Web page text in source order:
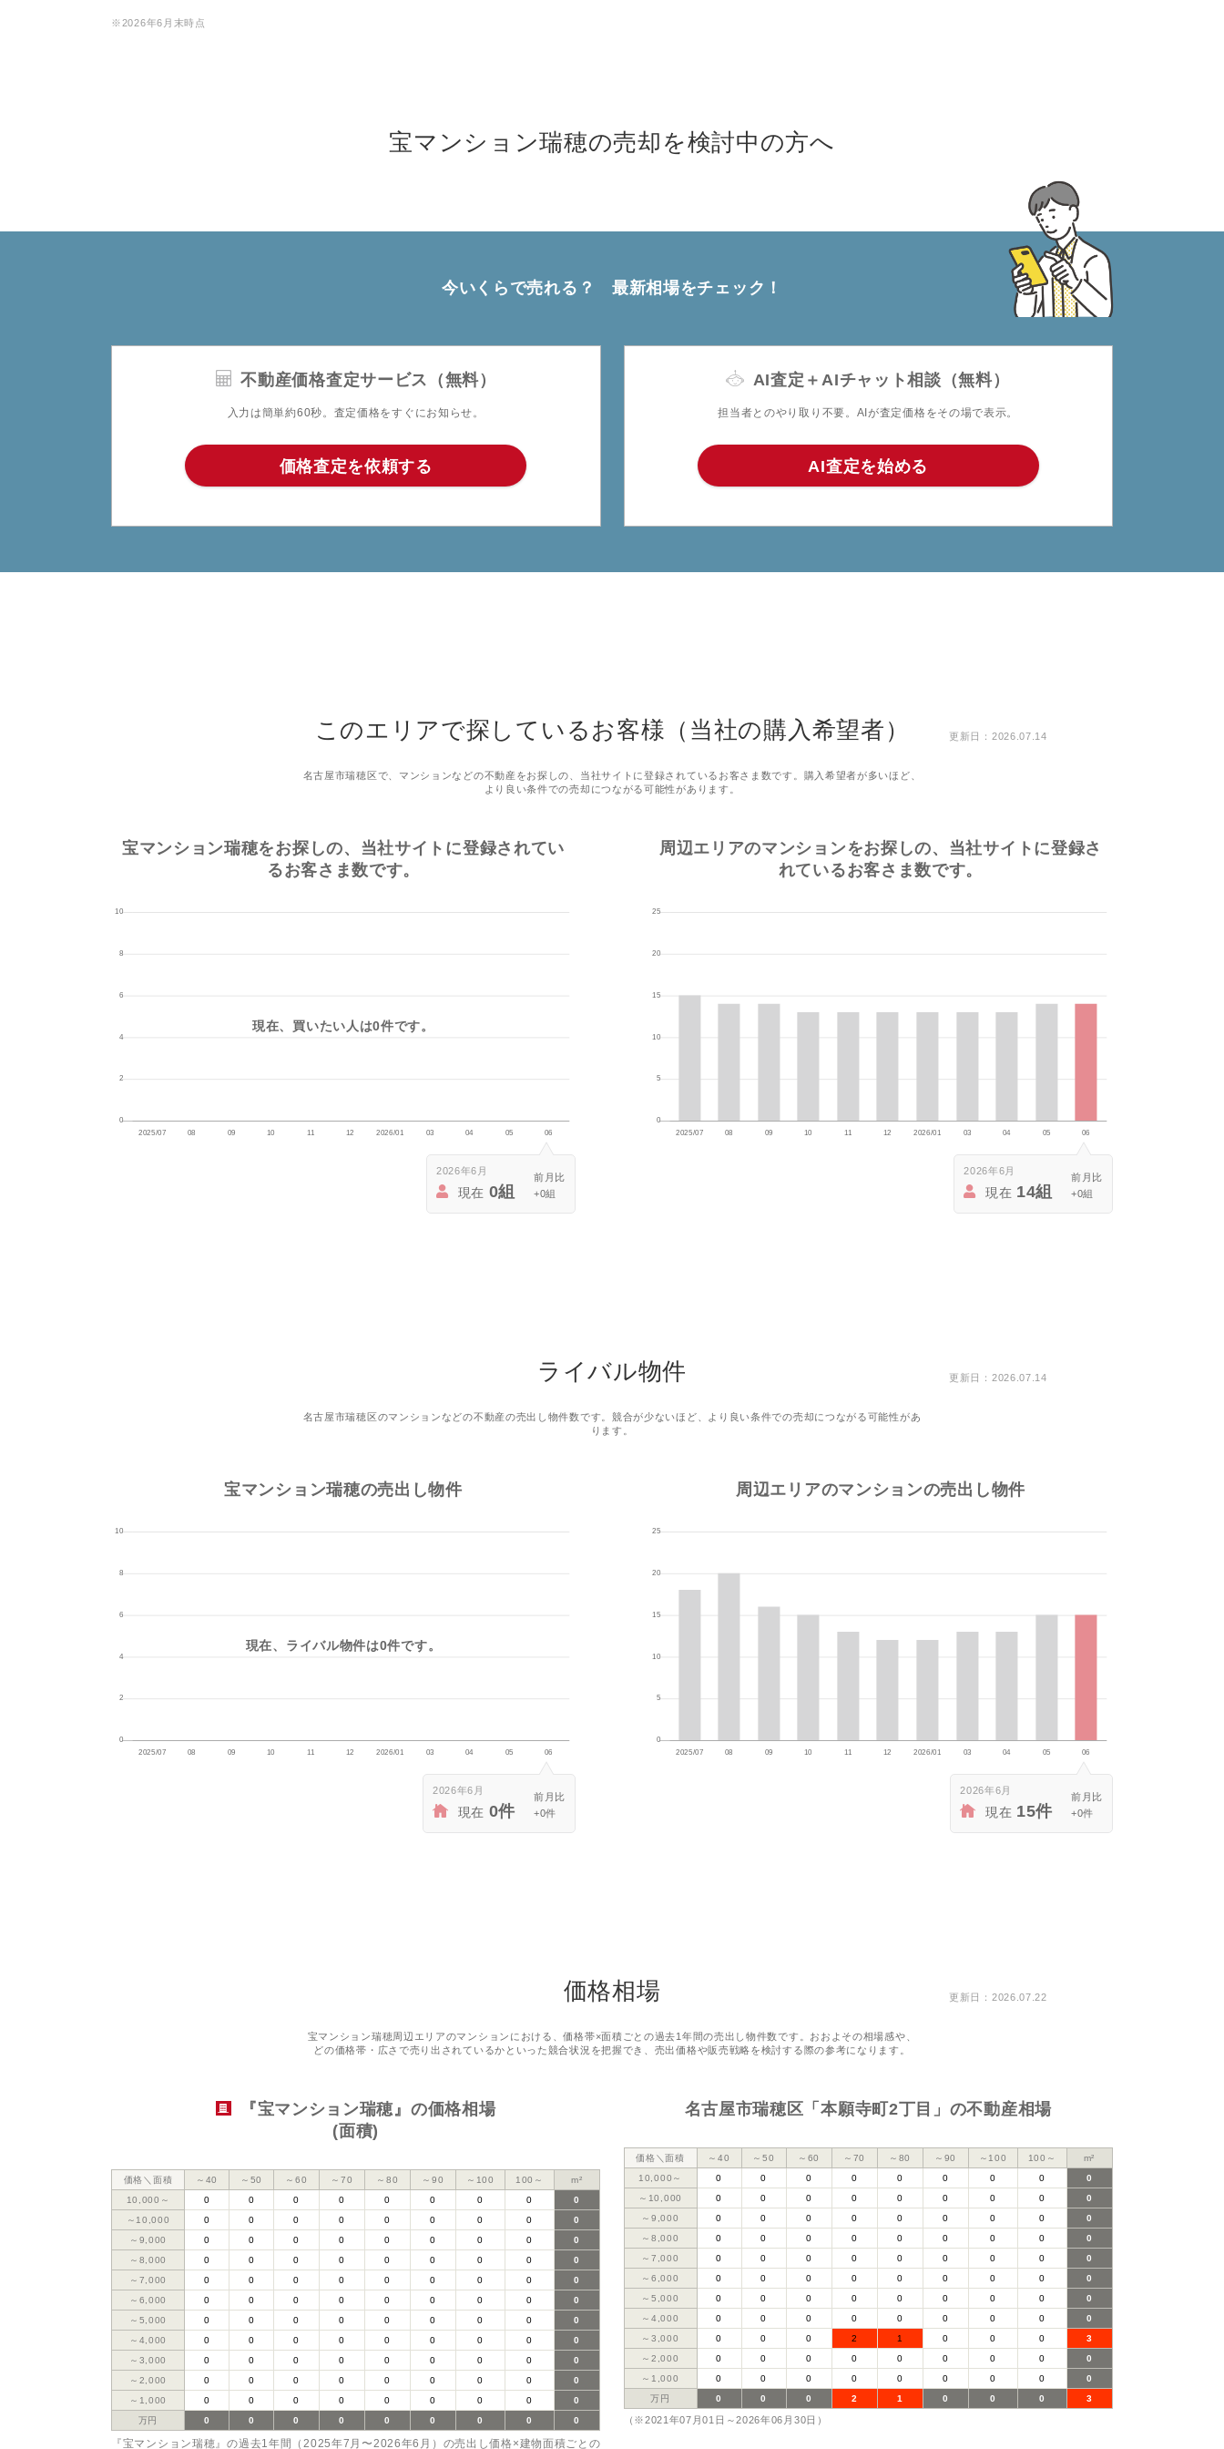
※2026年6月末時点
宝マンション瑞穂の売却を検討中の方へ
今いくらで売れる？ 最新相場をチェック！
不動産価格査定サービス（無料）
入力は簡単約60秒。査定価格をすぐにお知らせ。
価格査定を依頼する
AI査定＋AIチャット相談（無料）
担当者とのやり取り不要。AIが査定価格をその場で表示。
AI査定を始める
このエリアで探しているお客様（当社の購入希望者） 更新日：2026.07.14
名古屋市瑞穂区で、マンションなどの不動産をお探しの、当社サイトに登録されているお客さま数です。購入希望者が多いほど、
より良い条件での売却につながる可能性があります。
宝マンション瑞穂をお探しの、当社サイトに登録されてい
るお客さま数です。
現在、買いたい人は0件です。
2026年6月
現在 0組 +0組
周辺エリアのマンションをお探しの、当社サイトに登録さ
れているお客さま数です。
2026年6月
現在 14組 +0組
ライバル物件 更新日：2026.07.14
名古屋市瑞穂区のマンションなどの不動産の売出し物件数です。競合が少ないほど、より良い条件での売却につながる可能性があ
ります。
宝マンション瑞穂の売出し物件
現在、ライバル物件は0件です。
2026年6月
現在 0件 +0件
周辺エリアのマンションの売出し物件
2026年6月
現在 15件 +0件
価格相場 更新日：2026.07.22
宝マンション瑞穂周辺エリアのマンションにおける、価格帯×面積ごとの過去1年間の売出し物件数です。おおよその相場感や、
どの価格帯・広さで売り出されているかといった競合状況を把握でき、売出価格や販売戦略を検討する際の参考になります。
『宝マンション瑞穂』の価格相場
(面積)
価格＼面積 ～40 ～50 ～60 ～70 ～80 ～90 ～100 100～
m²
10,000～
0 0 0 0 0 0 0 0
0
～10,000
0 0 0 0 0 0 0 0
0
～9,000
0 0 0 0 0 0 0 0
0
～8,000
0 0 0 0 0 0 0 0
0
～7,000
0 0 0 0 0 0 0 0
0
～6,000
0 0 0 0 0 0 0 0
0
～5,000
0 0 0 0 0 0 0 0
0
～4,000
0 0 0 0 0 0 0 0
0
～3,000
0 0 0 0 0 0 0 0
0
～2,000
0 0 0 0 0 0 0 0
0
～1,000
0 0 0 0 0 0 0 0
0
万円
0 0 0 0 0 0 0 0 0
『宝マンション瑞穂』の過去1年間（2025年7月〜2026年6月）の売出し価格×建物面積ごとの
名古屋市瑞穂区「本願寺町2丁目」の不動産相場
価格＼面積 ～40 ～50 ～60 ～70 ～80 ～90 ～100 100～
m²
10,000～
0 0 0 0 0 0 0 0
0
～10,000
0 0 0 0 0 0 0 0
0
～9,000
0 0 0 0 0 0 0 0
0
～8,000
0 0 0 0 0 0 0 0
0
～7,000
0 0 0 0 0 0 0 0
0
～6,000
0 0 0 0 0 0 0 0
0
～5,000
0 0 0 0 0 0 0 0
0
～4,000
0 0 0 0 0 0 0 0
0
～3,000
0 0 0 2 1 0 0 0
3
～2,000
0 0 0 0 0 0 0 0
0
～1,000
0 0 0 0 0 0 0 0
0
万円
0 0 0 2 1 0 0 0 3
（※2021年07月01日～2026年06月30日）